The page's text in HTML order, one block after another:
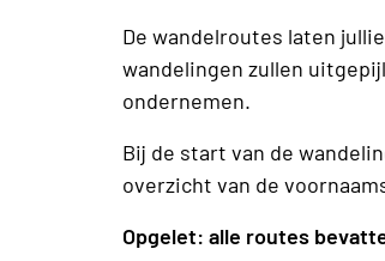
De wandelroutes laten
wandelingen zullen
ondernemen.
Bij de start van de
overzicht van de
Opgelet: alle routes